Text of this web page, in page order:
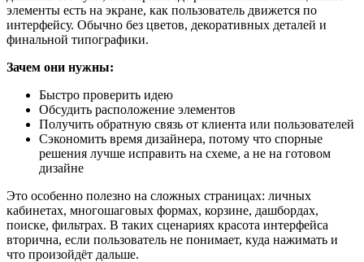
элементы есть на экране, как пользователь движется по
интерфейсу. Обычно без цветов, декоративных деталей и
финальной типографики.
Зачем они нужны:
Быстро проверить идею
Обсудить расположение элементов
Получить обратную связь от клиента или пользователей
Сэкономить время дизайнера, потому что спорные
решения лучше исправить на схеме, а не на готовом
дизайне
Это особенно полезно на сложных страницах: личных
кабинетах, многошаговых формах, корзине, дашбордах,
поиске, фильтрах. В таких сценариях красота интерфейса
вторична, если пользователь не понимает, куда нажимать и
что произойдёт дальше.